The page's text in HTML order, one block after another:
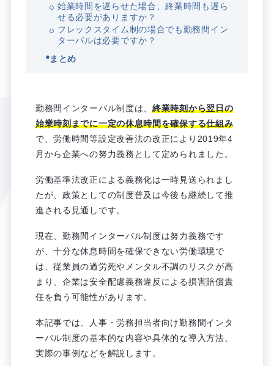
始業時間を遅らせた場合、終業時間も遅ら
せる必要がありますか？
フレックスタイム制の場合でも勤務間イン
ターバルは必要ですか？
まとめ
勤務間インターバル制度は、終業時刻から翌日の
始業時刻までに一定の休息時間を確保する仕組み
で、労働時間等設定改善法の改正により2019年4
月から企業への努力義務として定められました。
労働基準法改正による義務化は一時見送られまし
たが、政策としての制度普及は今後も継続して推
進される見通しです。
現在、勤務間インターバル制度は努力義務です
が、十分な休息時間を確保できない労働環境で
は、従業員の過労死やメンタル不調のリスクが高
まり、企業は安全配慮義務違反による損害賠償責
任を負う可能性があります。
本記事では、人事・労務担当者向け勤務間インタ
ーバル制度の基本的な内容や具体的な導入方法、
実際の事例などを解説します。